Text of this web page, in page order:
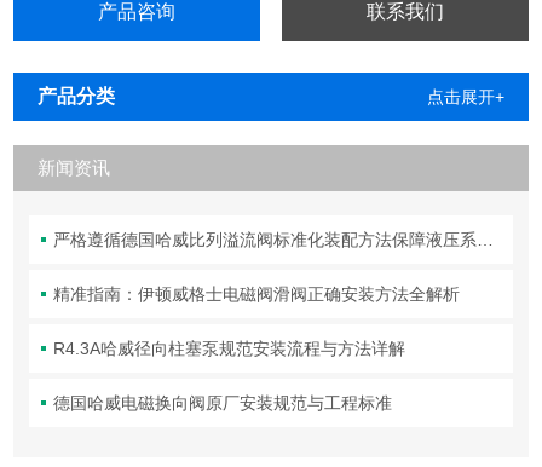
产品咨询 联系我们
产品分类 点击展开+
新闻资讯
严格遵循德国哈威比列溢流阀标准化装配方法保障液压系统压力调控精准可靠
精准指南：伊顿威格士电磁阀滑阀正确安装方法全解析
R4.3A哈威径向柱塞泵规范安装流程与方法详解
德国哈威电磁换向阀原厂安装规范与工程标准